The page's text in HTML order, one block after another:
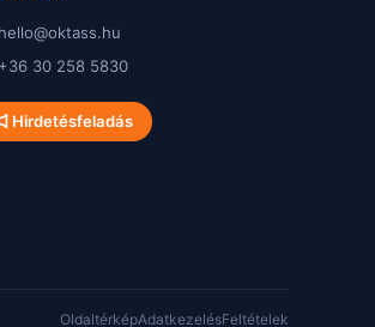
hello@oktass.hu
+36 30 258 5830
Hirdetésfeladás
OldaltérképAdatkezelésFeltételek